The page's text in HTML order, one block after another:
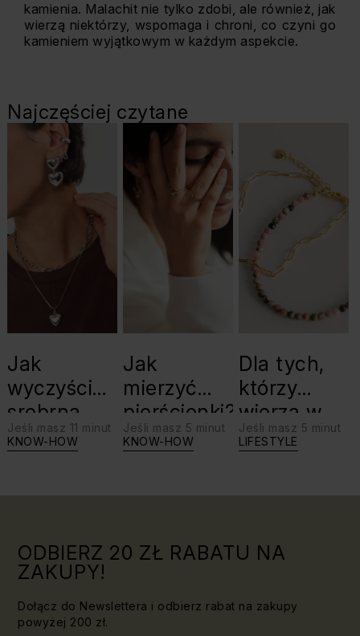
kamienia. Malachit nie tylko zdobi, ale również, jak
wierzą niektórzy, wspomaga i chroni, co czyni go
kamieniem wyjątkowym w każdym aspekcie.
Najczęściej czytane
Jak
wyczyścić
srebrną
biżuterię?
Jeśli masz 11 minut
KNOW-HOW
Jak
mierzyć
pierścionki?
Jeśli masz 5 minut
KNOW-HOW
Dla tych,
którzy
wierzą w
swoje siły:
Jeśli masz 5 minut
LIFESTYLE
ODBIERZ 20 ZŁ RABATU NA
ZAKUPY!
Dołącz do Newslettera i odbierz rabat na zakupy
powyżej 200 zł.